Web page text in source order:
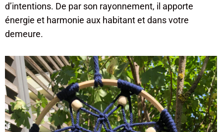
d’intentions. De par son rayonnement, il apporte
énergie et harmonie aux habitant et dans votre
demeure.